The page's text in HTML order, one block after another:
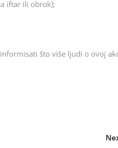
iftar ili obrok);
što više ljudi o ovoj